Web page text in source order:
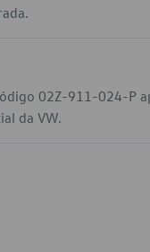
02Z-911-024-P
da VW.